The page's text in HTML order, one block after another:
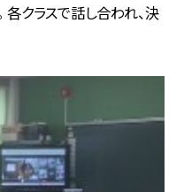
クラスで話し合われ、決